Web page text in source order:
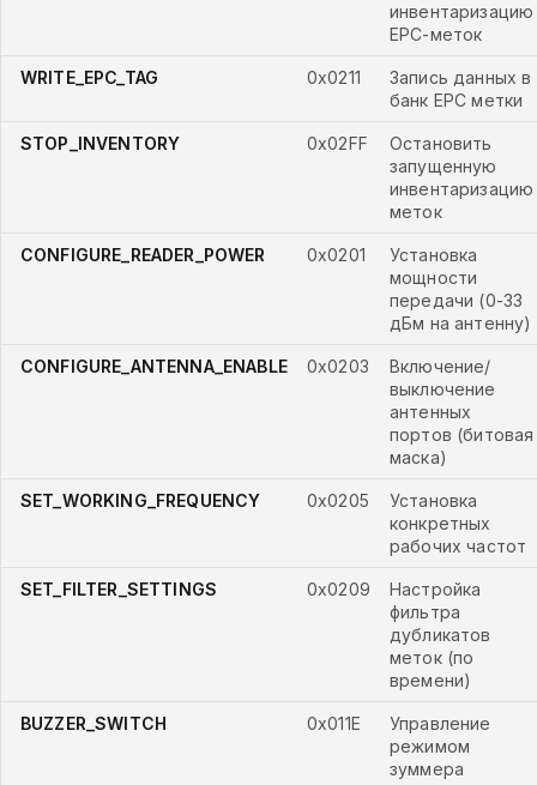
инвентаризацию
EPC-меток
WRITE_EPC_TAG 0x0211
Запись данных в
банк EPC метки
STOP_INVENTORY 0x02FF
Остановить
запущенную
инвентаризацию
меток
CONFIGURE_READER_POWER 0x0201
Установка
мощности
передачи (0-33
дБм на антенну)
CONFIGURE_ANTENNA_ENABLE 0x0203
Включение/
выключение
антенных
портов (битовая
маска)
SET_WORKING_FREQUENCY 0x0205
Установка
конкретных
рабочих частот
SET_FILTER_SETTINGS 0x0209
Настройка
фильтра
дубликатов
меток (по
времени)
BUZZER_SWITCH 0x011E
Управление
режимом
зуммера